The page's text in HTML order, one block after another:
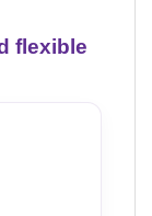
flexible